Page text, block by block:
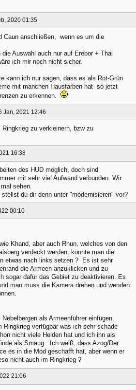
2020 01:35
Caun anschließen, wenn es um die
Auswahl auch nur auf Erebor + Thal
ich mir noch nicht sicher.
kann ich nur sagen, dass es als Rot-Grün
mit manchen Hausfarben hat- so jetzt
zu erkennen.
Jan, 2021 12:46
zu verkleinern, bzw zu
16:38
des HUD möglich, doch sind
mit sehr viel Aufwand verbunden. Wir
sehen.
du dir denn unter "modernisieren" vor?
00:10
Khand, aber auch Rhun, welches von den
verdeckt werden, könnte man die
etwas nach links setzen ? Es ist sehr
die Armeen anzuklicken und zu
sogar dafür das Gebiet zu deaktivieren. Es
man muss die Kamera drehen und wenden
als Armeenführer einfügen.
Ringkrieg verfügbar was ich sehr schade
nicht viele Helden hat und ich ihn als
als Smaug. Ich weiß, dass Azog/Der
es in die Mod geschafft hat, aber wenn er
nicht auch im Ringkrieg ?
21:06